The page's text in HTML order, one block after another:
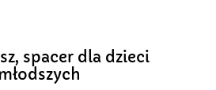
spacer dla dzieci